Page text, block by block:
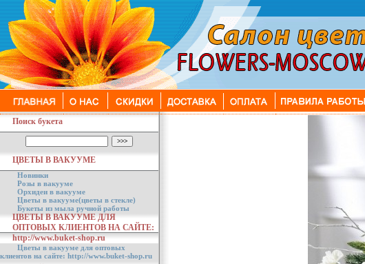
Поиск букета
ЦВЕТЫ В ВАКУУМЕ
Новинки
Розы в вакууме
Орхидеи в вакууме
Цветы в вакууме(цветы в стекле)
Букеты из мыла ручной работы
ЦВЕТЫ В ВАКУУМЕ ДЛЯ
ОПТОВЫХ КЛИЕНТОВ НА САЙТЕ:
http://www.buket-shop.ru
Цветы в вакууме для оптовых
клиентов на сайте: http://www.buket-shop.ru